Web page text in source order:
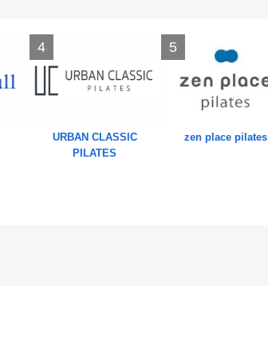
4
URBAN CLASSIC
PILATES
5
zen place pilates